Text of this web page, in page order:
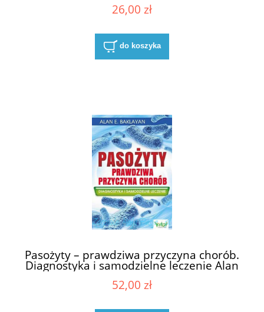
26,00 zł
do koszyka
Pasożyty – prawdziwa przyczyna chorób.
Diagnostyka i samodzielne leczenie Alan
52,00 zł